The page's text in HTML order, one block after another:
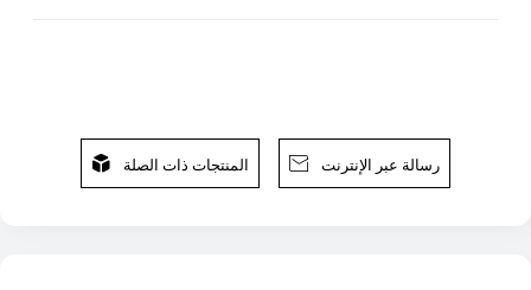
 المنتجات ذات الصلة  رسالة عبر الإنترنت